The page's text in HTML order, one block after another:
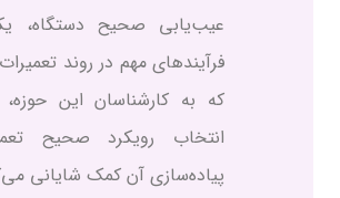
عیب‌یابی صحیح دستگاه،
فرآیندهای مهم در روند
که به کارشناسان این
انتخاب رویکرد صحیح
پیاده‌سازی آن کمک شایانی